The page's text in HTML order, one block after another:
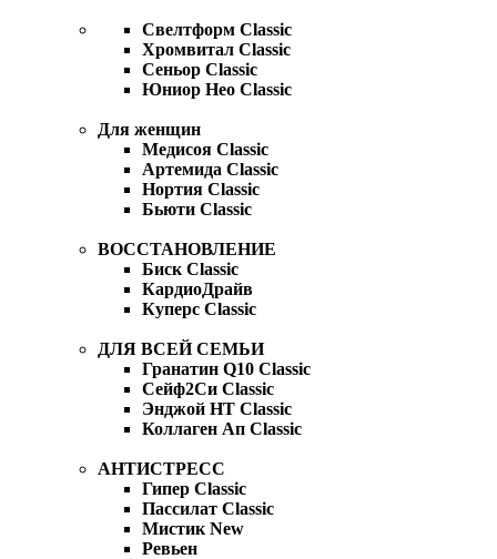
Свелтформ Classic
Хромвитал Classic
Сеньор Classic
Юниор Нео Classic
Для женщин
Медисоя Classic
Артемида Classic
Нортия Classic
Бьюти Classic
ВОССТАНОВЛЕНИЕ
Биск Classic
КардиоДрайв
Куперс Classic
ДЛЯ ВСЕЙ СЕМЬИ
Гранатин Q10 Classic
Сейф2Си Classic
Энджой НТ Classic
Коллаген Ап Classic
АНТИСТРЕСС
Гипер Classic
Пассилат Classic
Мистик New
Ревьен